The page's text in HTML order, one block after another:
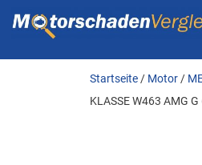
Startseite / Motor /
KLASSE W463 AMG